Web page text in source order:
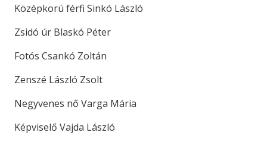
Középkorú férfi Sinkó László
Zsidó úr Blaskó Péter
Fotós Csankó Zoltán
Zenszé László Zsolt
Negyvenes nő Varga Mária
Képviselő Vajda László